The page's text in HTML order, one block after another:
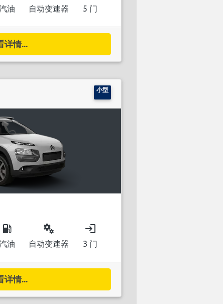
油 自动变速器 5 门
详情...
小型
local_gas_station
油
miscellaneous_services
自动变速器
login
3 门
详情...